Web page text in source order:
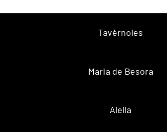
Tavèrnoles
Maria de Besora
Alella